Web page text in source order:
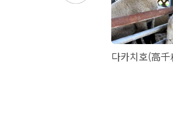
다카치호(高